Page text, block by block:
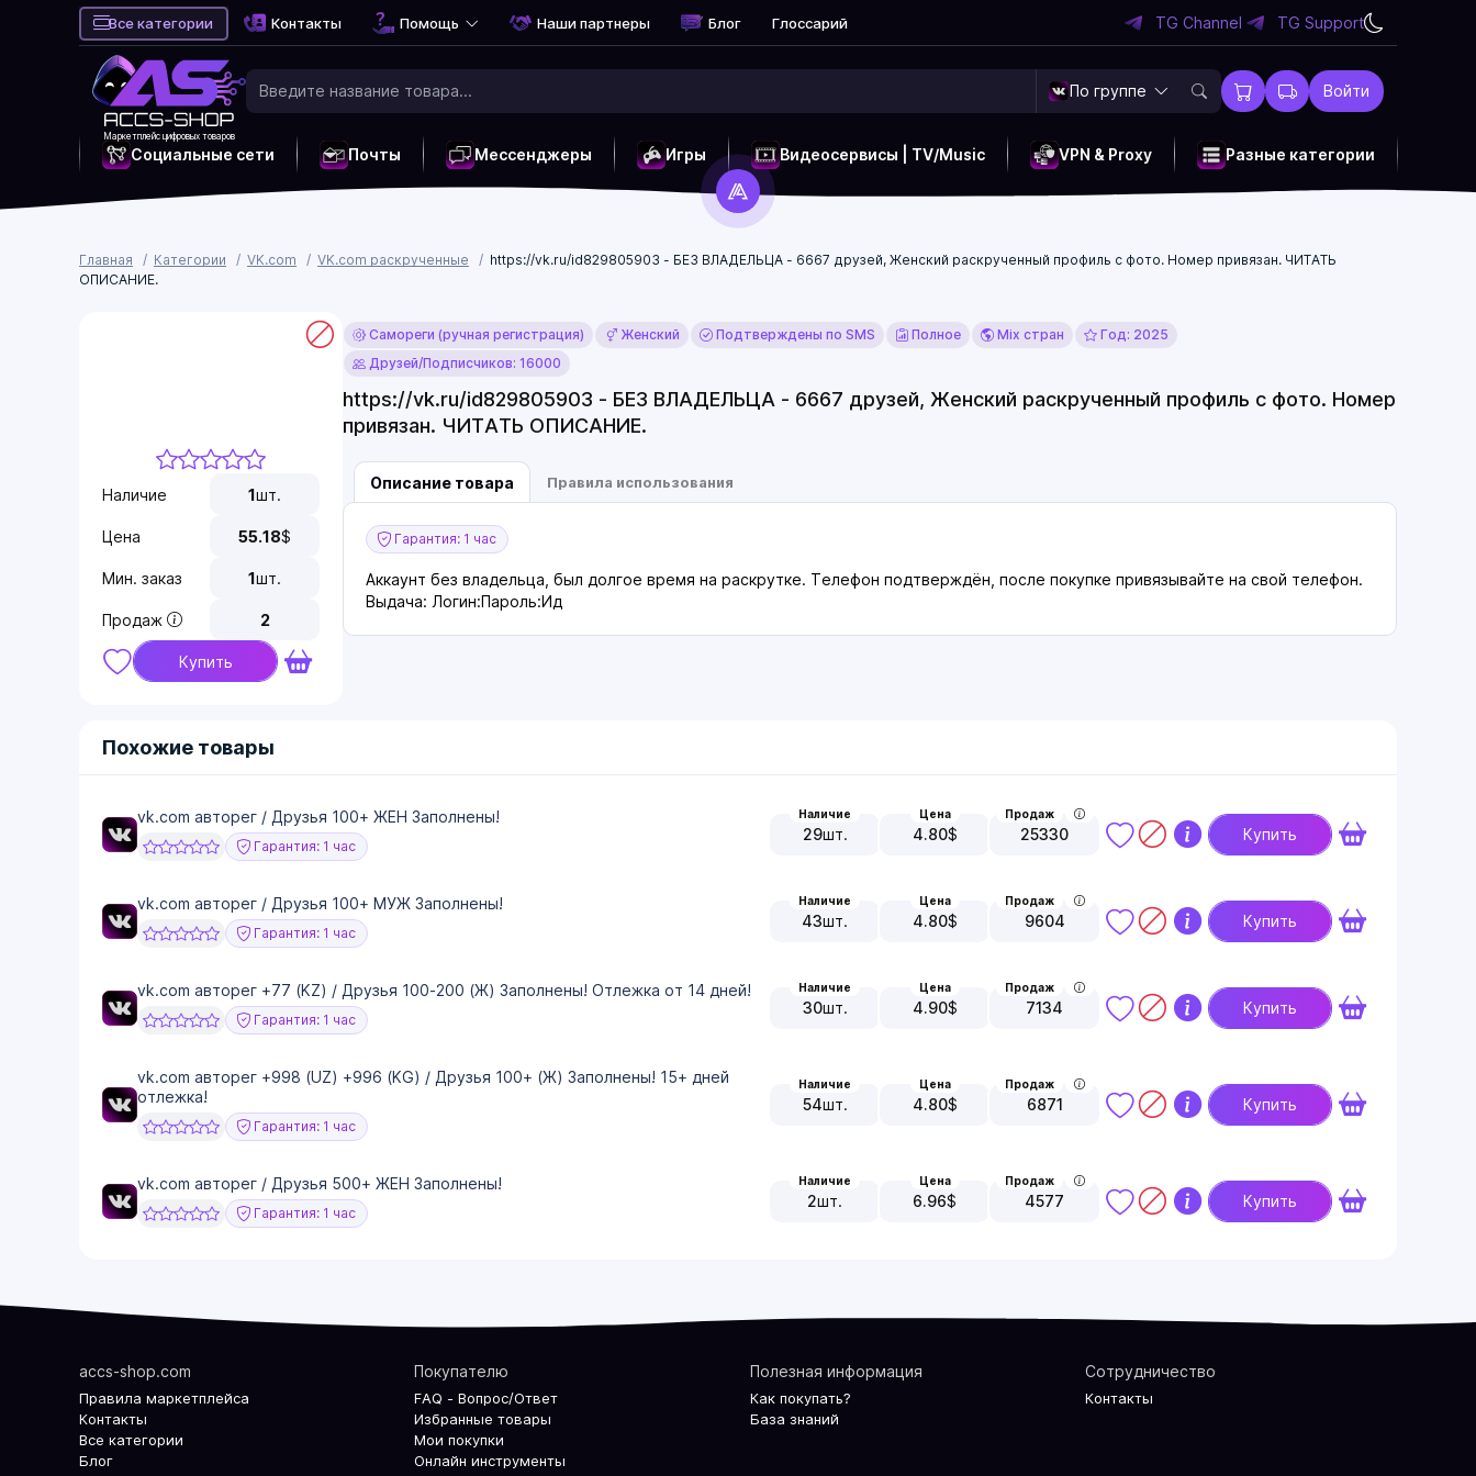
Все категории Контакты Помощь Наши партнеры Блог Глоссарий TG Channel TG Support
Маркетплейс цифровых товаров
По группе Войти
Социальные сети Почты Мессенджеры Игры Видеосервисы | TV/Music VPN & Proxy Разные категории
Главная Категории VK.com VK.com раскрученные
https://vk.ru/id829805903 - БЕЗ ВЛАДЕЛЬЦА - 6667 друзей, Женский раскрученный профиль с фото. Номер привязан. ЧИТАТЬ
ОПИСАНИЕ.
Наличие 1шт.
Цена 55.18$
Мин. заказ 1шт.
Продаж 2
Купить
Самореги (ручная регистрация) Женский Подтверждены по SMS Полное Mix стран
Год: 2025
Друзей/Подписчиков: 16000
https://vk.ru/id829805903 - БЕЗ ВЛАДЕЛЬЦА - 6667 друзей, Женский раскрученный профиль с фото. Номер
привязан. ЧИТАТЬ ОПИСАНИЕ.
Описание товара Правила использования
Гарантия: 1 час
Аккаунт без владельца, был долгое время на раскрутке. Телефон подтверждён, после покупке привязывайте на свой телефон.
Выдача: Логин:Пароль:Ид
Похожие товары
vk.com авторег / Друзья 100+ ЖЕН Заполнены!
Гарантия: 1 час
Наличие
29шт.
Цена
4.80$
Продаж
25330 Купить
vk.com авторег / Друзья 100+ МУЖ Заполнены!
Гарантия: 1 час
Наличие
43шт.
Цена
4.80$
Продаж
9604 Купить
vk.com авторег +77 (KZ) / Друзья 100-200 (Ж) Заполнены! Отлежка от 14 дней!
Гарантия: 1 час
Наличие
30шт.
Цена
4.90$
Продаж
7134 Купить
vk.com авторег +998 (UZ) +996 (KG) / Друзья 100+ (Ж) Заполнены! 15+ дней
отлежка!
Гарантия: 1 час
Наличие
54шт.
Цена
4.80$
Продаж
6871 Купить
vk.com авторег / Друзья 500+ ЖЕН Заполнены!
Гарантия: 1 час
Наличие
2шт.
Цена
6.96$
Продаж
4577 Купить
accs-shop.com
Правила маркетплейса
Контакты
Все категории
Блог
Покупателю
FAQ - Вопрос/Ответ
Избранные товары
Мои покупки
Онлайн инструменты
Полезная информация
Как покупать?
База знаний
Сотрудничество
Контакты